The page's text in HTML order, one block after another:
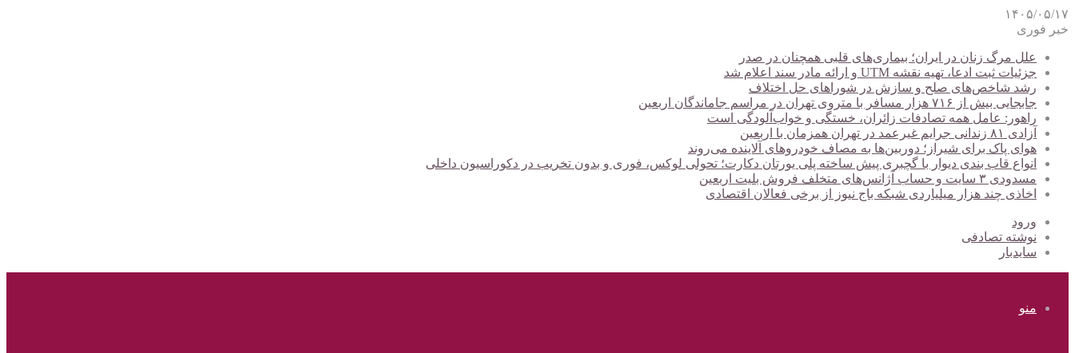
۱۴۰۵/۰۵/۱۷
خبر فوری
علل مرگ زنان در ایران؛ بیماری‌های قلبی همچنان در صدر
جزئیات ثبت ادعا، تهیه نقشه UTM و ارائه مادر سند اعلام شد
رشد شاخص‌های صلح و سازش در شوراهای حل اختلاف
جابجایی بیش از ۷۱۶ هزار مسافر با متروی تهران در مراسم جاماندگان اربعین
راهور: عامل همه تصادفات زائران، خستگی و خواب‌آلودگی است
آزادی ۸۱ زندانی جرایم غیرعمد در تهران همزمان با اربعین
هوای پاک برای شیراز؛ دوربین‌ها به مصاف خودروهای آلاینده می‌روند
انواع قاب بندی دیوار با گچبری پیش ساخته پلی یورتان دکارت؛ تحولی لوکس، فوری و بدون تخریب در دکوراسیون داخلی
مسدودی ۳ سایت و حساب آژانس‌های متخلف فروش بلیت اربعین
اخاذی چند هزار میلیاردی شبکه باج نیوز از برخی فعالان اقتصادی
ورود
نوشته تصادفی
سایدبار
منو